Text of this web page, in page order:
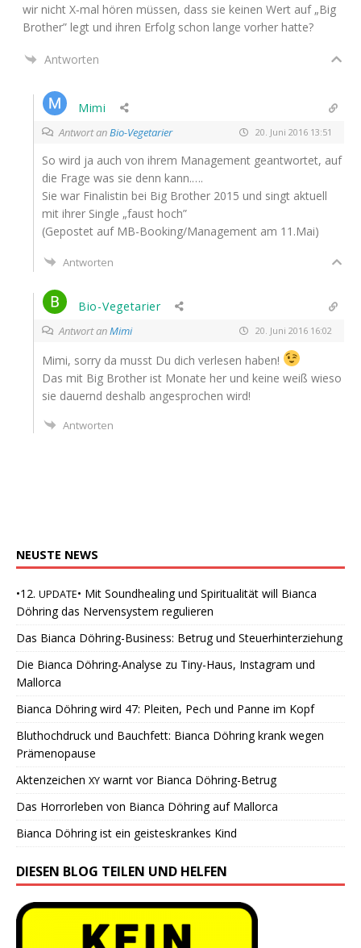
wir nicht X‑mal hören müs­sen, dass sie kei­nen Wert auf „Big
Brot­her” legt und ihren Erfolg schon lan­ge vor­her hatte?
Antworten
Mimi
Antwort anBio-Vegetarier 20. Juni 2016 13:51
So wird ja auch von ihrem Manage­ment geant­wor­tet, auf
die Fra­ge was sie denn kann.….
Sie war Fina­lis­tin bei Big Brot­her 2015 und singt aktu­ell
mit ihrer Sin­gle „faust hoch”
(Gepos­tet auf MB-Boo­kin­g/­Ma­nage­ment am 11.Mai)
Antworten
Bio-Vegetarier
Antwort anMimi 20. Juni 2016 16:02
Mimi, sor­ry da musst Du dich ver­le­sen haben!
Das mit Big Brot­her ist Mona­te her und kei­ne weiß wie­so
sie dau­ernd des­halb ange­spro­chen wird!
Antworten
NEUSTE NEWS
•12. UPDATE• Mit Soundhealing und Spiritualität will Bianca
Döhring das Nervensystem regulieren
Das Bianca Döhring-Business: Betrug und Steuerhinterziehung
Die Bianca Döhring-Analyse zu Tiny-Haus, Instagram und
Mallorca
Bianca Döhring wird 47: Pleiten, Pech und Panne im Kopf
Bluthochdruck und Bauchfett: Bianca Döhring krank wegen
Prämenopause
Aktenzeichen XY warnt vor Bianca Döhring-Betrug
Das Horrorleben von Bianca Döhring auf Mallorca
Bianca Döhring ist ein geisteskrankes Kind
DIESEN BLOG TEILEN UND HELFEN